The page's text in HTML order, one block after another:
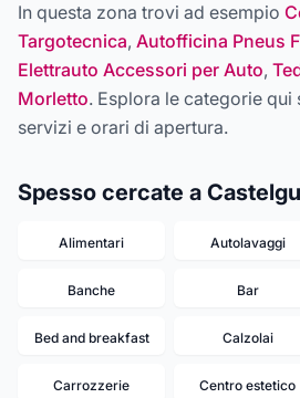
In questa zona trovi ad esempio
Targotecnica, Autofficina Pneus
Elettrauto Accessori per Auto,
Morletto. Esplora le categorie
servizi e orari di apertura.
Spesso cercate a
Alimentari Autolavaggi
Banche Bar
Bed and breakfast Calzolai
Carrozzerie Centro estetico